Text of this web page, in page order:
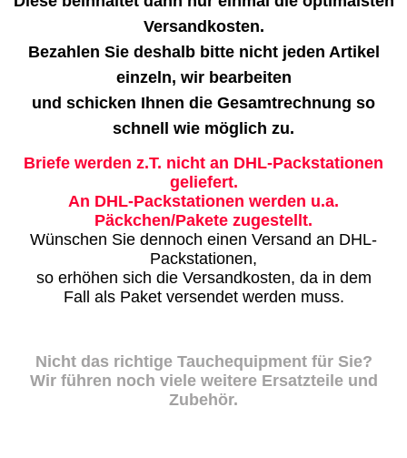
Versandkosten.
Bezahlen Sie deshalb bitte nicht jeden Artikel
einzeln, wir bearbeiten
und schicken Ihnen die Gesamtrechnung so
schnell wie möglich zu.
Briefe werden z.T. nicht an DHL-Packstationen
geliefert.
An DHL-Packstationen werden u.a.
Päckchen/Pakete zugestellt.
Wünschen Sie dennoch einen Versand an DHL-
Packstationen,
so erhöhen sich die Versandkosten, da in dem
Fall als Paket versendet werden muss.
Nicht das richtige Tauchequipment für Sie?
Wir führen noch viele weitere Ersatzteile und
Zubehör.